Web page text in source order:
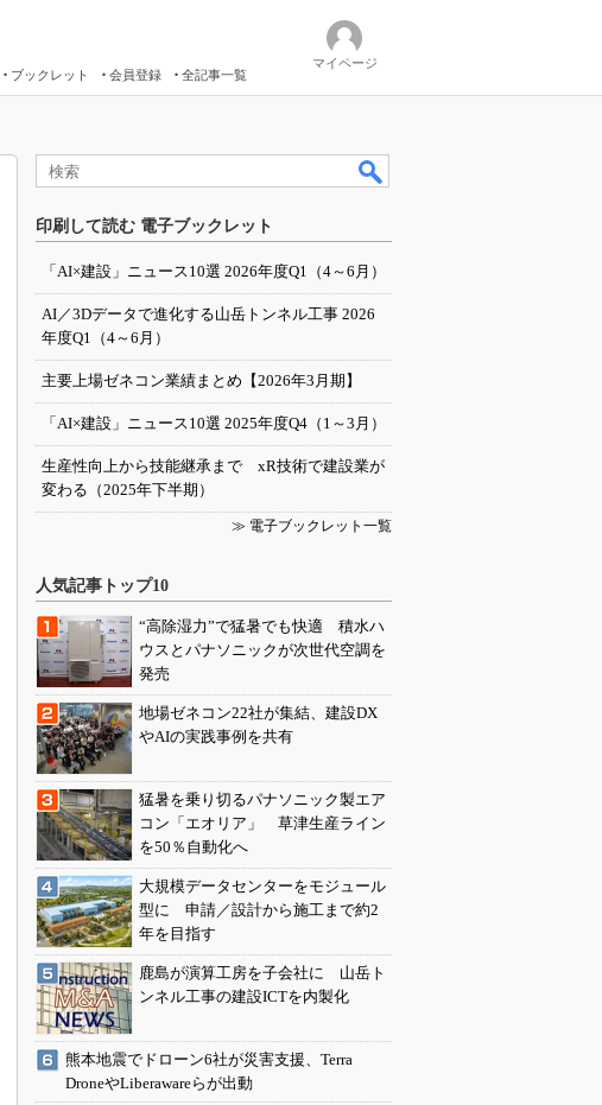
ブックレット 会員登録 全記事一覧
マイページ
印刷して読む 電子ブックレット
「AI×建設」ニュース10選 2026年度Q1（4～6月）
AI／3Dデータで進化する山岳トンネル工事 2026
年度Q1（4～6月）
主要上場ゼネコン業績まとめ【2026年3月期】
「AI×建設」ニュース10選 2025年度Q4（1～3月）
生産性向上から技能継承まで xR技術で建設業が
変わる（2025年下半期）
≫ 電子ブックレット一覧
人気記事トップ10
“高除湿力”で猛暑でも快適 積水ハ
ウスとパナソニックが次世代空調を
発売
地場ゼネコン22社が集結、建設DX
やAIの実践事例を共有
猛暑を乗り切るパナソニック製エア
コン「エオリア」 草津生産ライン
を50％自動化へ
大規模データセンターをモジュール
型に 申請／設計から施工まで約2
年を目指す
鹿島が演算工房を子会社に 山岳ト
ンネル工事の建設ICTを内製化
熊本地震でドローン6社が災害支援、Terra
DroneやLiberawareらが出動